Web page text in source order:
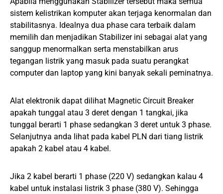
sistem kelistrikan komputer akan terjaga kenormalan dan
stabilitasnya. Idealnya dua phase cara terbaik dalam
memilih dan menjadikan Stabilizer ini sebagai alat yang
sanggup menormalkan serta menstabilkan arus
tegangan listrik yang masuk pada suatu perangkat
computer dan laptop yang kini banyak sekali peminatnya.
Alat elektronik dapat dilihat Magnetic Circuit Breaker
apakah tunggal atau 3 deret dengan 1 tangkai, jika
tunggal berarti 1 phase sedangkan 3 deret untuk 3 phase.
Selanjutnya anda lihat pada kabel PLN dari tiang listrik
apakah 2 kabel atau 4 kabel.
Jika 2 kabel berarti 1 phase (220 V) sedangkan kalau 4
kabel untuk instalasi listrik 3 phase (380 V). Sehingga